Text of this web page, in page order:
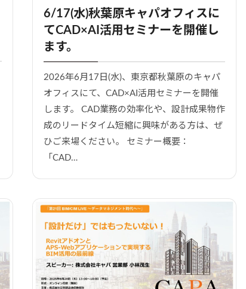
6/17(水)秋葉原キャパオフィスに
てCAD×AI活用セミナーを開催し
ます。
2026年6月17日(水)、東京都秋葉原のキャパ
オフィスにて、CAD×AI活用セミナーを開催
します。 CAD業務の効率化や、設計成果物作
成のリードタイム短縮に興味がある方は、ぜ
ひご来場ください。 セミナー概要：
「CAD…